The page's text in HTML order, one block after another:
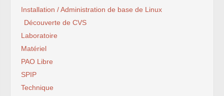
Installation / Administration de base de Linux
Découverte de CVS
Laboratoire
Matériel
PAO Libre
SPIP
Technique